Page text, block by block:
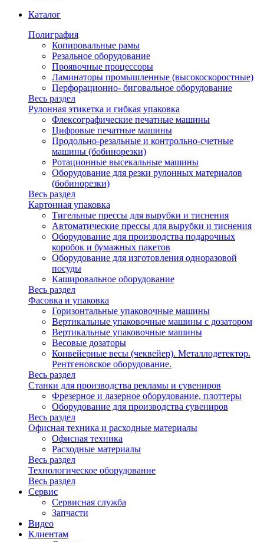
Каталог
Полиграфия
Копировальные рамы
Резальное оборудование
Проявочные процессоры
Ламинаторы промышленные (высокоскоростные)
Перфорационно- биговальное оборудование
Весь раздел
Рулонная этикетка и гибкая упаковка
Флексографические печатные машины
Цифровые печатные машины
Продольно-резальные и контрольно-счетные
машины (бобинорезки)
Ротационные высекальные машины
Оборудование для резки рулонных материалов
(бобинорезки)
Весь раздел
Картонная упаковка
Тигельные прессы для вырубки и тиснения
Автоматические прессы для вырубки и тиснения
Оборудование для производства подарочных
коробок и бумажных пакетов
Оборудование для изготовления одноразовой
посуды
Кашировальное оборудование
Весь раздел
Фасовка и упаковка
Горизонтальные упаковочные машины
Вертикальные упаковочные машины с дозатором
Вертикальные упаковочные машины
Весовые дозаторы
Конвейерные весы (чеквейер). Металлодетектор.
Рентгеновское оборудование.
Весь раздел
Станки для производства рекламы и сувениров
Фрезерное и лазерное оборудование, плоттеры
Оборудование для производства сувениров
Весь раздел
Офисная техника и расходные материалы
Офисная техника
Расходные материалы
Весь раздел
Технологическое оборудование
Весь раздел
Сервис
Сервисная служба
Запчасти
Видео
Клиентам